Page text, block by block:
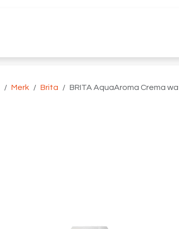
Merk Brita BRITA AquaAroma Crema